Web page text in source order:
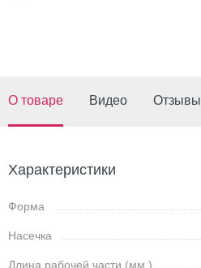
О товаре Видео Отзывы
Характеристики
Форма
Насечка
Длина рабочей части (мм.)